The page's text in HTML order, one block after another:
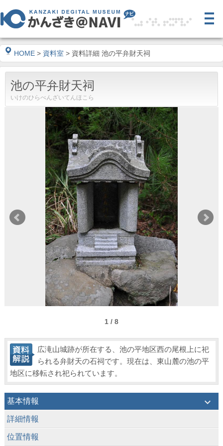
HOME > 資料室 > 資料詳細 池の平弁財天祠
池の平弁財天祠
いけのひらべんざいてんほこら
1 / 8
広滝山城跡が所在する、池の平地区西の尾根上に祀
られる弁財天の石祠です。現在は、東山麓の池の平
地区に移転され祀られています。
基本情報 keyboard_arrow_down
詳細情報
位置情報